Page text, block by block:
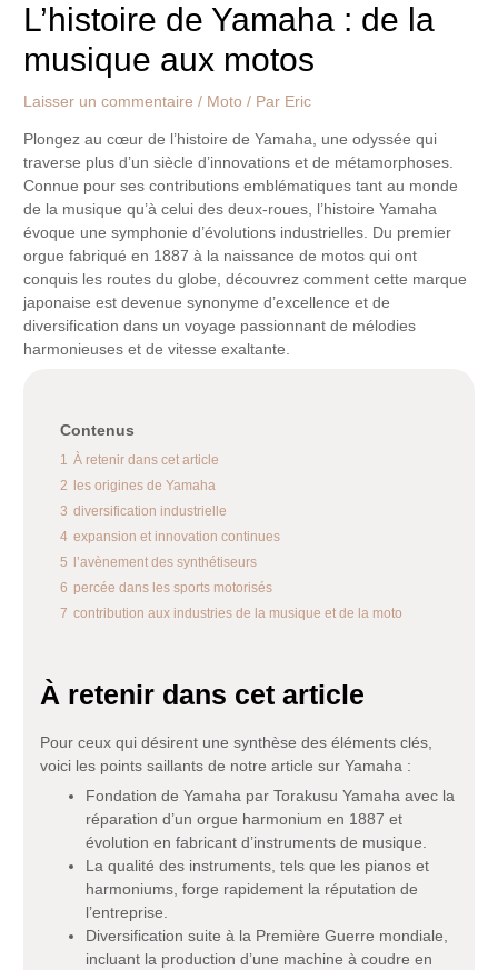
L’histoire de Yamaha : de la
musique aux motos
Laisser un commentaire / Moto / Par Eric
Plongez au cœur de l’histoire de Yamaha, une odyssée qui
traverse plus d’un siècle d’innovations et de métamorphoses.
Connue pour ses contributions emblématiques tant au monde
de la musique qu’à celui des deux-roues, l’histoire Yamaha
évoque une symphonie d’évolutions industrielles. Du premier
orgue fabriqué en 1887 à la naissance de motos qui ont
conquis les routes du globe, découvrez comment cette marque
japonaise est devenue synonyme d’excellence et de
diversification dans un voyage passionnant de mélodies
harmonieuses et de vitesse exaltante.
Contenus
1 À retenir dans cet article
2 les origines de Yamaha
3 diversification industrielle
4 expansion et innovation continues
5 l’avènement des synthétiseurs
6 percée dans les sports motorisés
7 contribution aux industries de la musique et de la moto
À retenir dans cet article
Pour ceux qui désirent une synthèse des éléments clés,
voici les points saillants de notre article sur Yamaha :
Fondation de Yamaha par Torakusu Yamaha avec la
réparation d’un orgue harmonium en 1887 et
évolution en fabricant d’instruments de musique.
La qualité des instruments, tels que les pianos et
harmoniums, forge rapidement la réputation de
l’entreprise.
Diversification suite à la Première Guerre mondiale,
incluant la production d’une machine à coudre en